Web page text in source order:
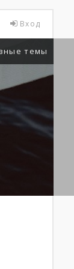
Вход
темы